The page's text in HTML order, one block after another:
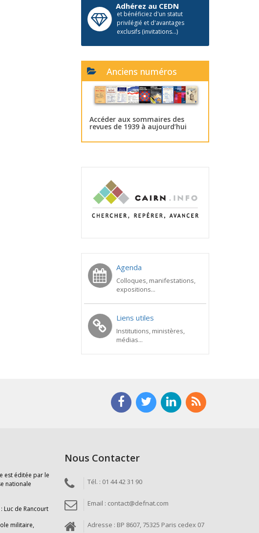
Adhérez au CEDN
et bénéficiez d'un statut
privilégié et d'avantages
exclusifs (invitations...)
Anciens numéros
Accéder aux sommaires des
revues de 1939 à aujourd’hui
Agenda
Colloques, manifestations,
expositions...
Liens utiles
Institutions, ministères,
médias...
est éditée par le
nationale
Luc de Rancourt
militaire,
Nous Contacter
Tél. : 01 44 42 31 90
Email : contact@defnat.com
Adresse : BP 8607, 75325 Paris cedex 07